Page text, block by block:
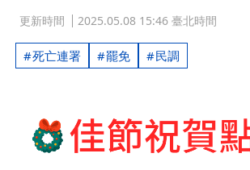
更新時間 2025.05.08 15:46 臺北時間
死亡連署 罷免 民調